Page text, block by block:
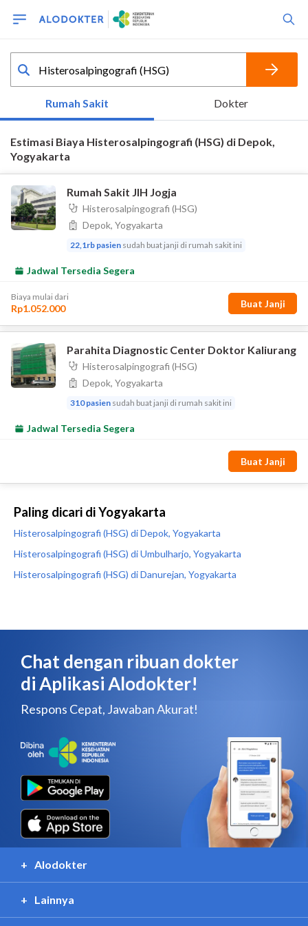
Paling dicari di Yogyakarta
Histerosalpingografi (HSG) di Depok, Yogyakarta
Histerosalpingografi (HSG) di Umbulharjo, Yogyakarta
Histerosalpingografi (HSG) di Danurejan, Yogyakarta